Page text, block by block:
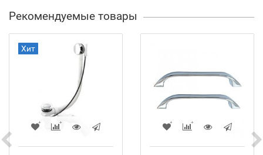
Рекомендуемые товары
Хит